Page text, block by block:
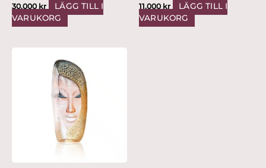
30,000 kr
LÄGG TILL I
VARUKORG
11,000 kr
LÄGG TILL I
VARUKORG